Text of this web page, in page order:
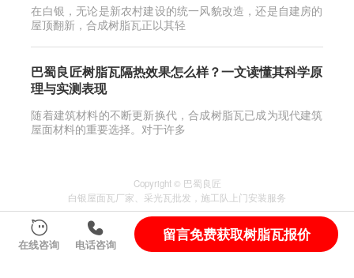
在白银，无论是新农村建设的统一风貌改造，还是自建房的
屋顶翻新，合成树脂瓦正以其轻
巴蜀良匠树脂瓦隔热效果怎么样？一文读懂其科学原
理与实测表现
随着建筑材料的不断更新换代，合成树脂瓦已成为现代建筑
屋面材料的重要选择。对于许多
Copyright © 巴蜀良匠
白银屋面瓦厂家 采光瓦批发，施工队上门安装服务
服务城市：四川 自贡 宜宾 山东 佛山
自贡富顺县
蜀ICP备2024095838号-2
在线咨询 电话咨询
留言免费获取树脂瓦报价